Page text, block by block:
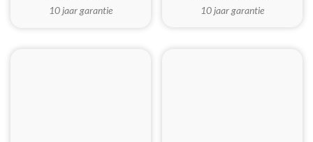
10 jaar garantie
10 jaar garantie